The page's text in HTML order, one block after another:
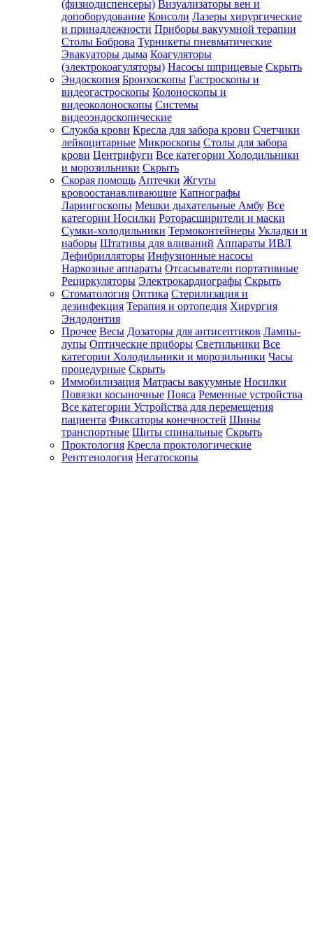
(физиодиспенсеры) Визуализаторы вен и
допоборудование Консоли Лазеры хирургические
и принадлежности Приборы вакуумной терапии
Столы Боброва Турникеты пневматические
Эвакуаторы дыма Коагуляторы
(электрокоагуляторы) Насосы шприцевые Скрыть
Эндоскопия Бронхоскопы Гастроскопы и
видеогастроскопы Колоноскопы и
видеоколоноскопы Системы
видеоэндоскопические
Служба крови Кресла для забора крови Счетчики
лейкоцитарные Микроскопы Столы для забора
крови Центрифуги Все категории Холодильники
и морозильники Скрыть
Скорая помощь Аптечки Жгуты
кровоостанавливающие Капнографы
Ларингоскопы Мешки дыхательные Амбу Все
категории Носилки Роторасширители и маски
Сумки-холодильники Термоконтейнеры Укладки и
наборы Штативы для вливаний Аппараты ИВЛ
Дефибрилляторы Инфузионные насосы
Наркозные аппараты Отсасыватели портативные
Рециркуляторы Электрокардиографы Скрыть
Стоматология Оптика Стерилизация и
дезинфекция Терапия и ортопедия Хирургия
Эндодонтия
Прочее Весы Дозаторы для антисептиков Лампы-
лупы Оптические приборы Светильники Все
категории Холодильники и морозильники Часы
процедурные Скрыть
Иммобилизация Матрасы вакуумные Носилки
Повязки косыночные Пояса Ременные устройства
Все категории Устройства для перемещения
пациента Фиксаторы конечностей Шины
транспортные Щиты спинальные Скрыть
Проктология Кресла проктологические
Рентгенология Негатоскопы